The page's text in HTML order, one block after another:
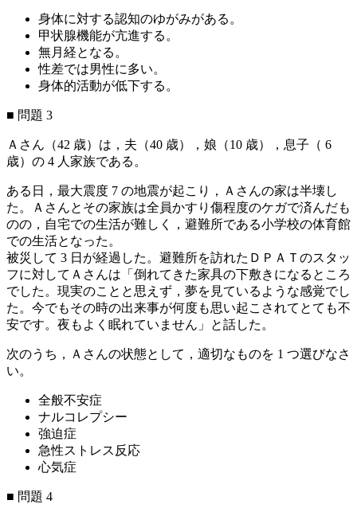
TOP
instagramをフォロー
lineをフォロー
tiktokをフォロー
身体に対する認知のゆがみがある。
甲状腺機能が亢進する。
無月経となる。
性差では男性に多い。
身体的活動が低下する。
■ 問題 3
Ａさん（42 歳）は，夫（40 歳），娘（10 歳），息子（ 6
歳）の 4 人家族である。
ある日，最大震度 7 の地震が起こり，Ａさんの家は半壊し
た。Ａさんとその家族は全員かすり傷程度のケガで済んだも
のの，自宅での生活が難しく，避難所である小学校の体育館
での生活となった。
被災して 3 日が経過した。避難所を訪れたＤＰＡＴのスタッ
フに対してＡさんは「倒れてきた家具の下敷きになるところ
でした。現実のことと思えず，夢を見ているような感覚でし
た。今でもその時の出来事が何度も思い起こされてとても不
安です。夜もよく眠れていません」と話した。
次のうち，Ａさんの状態として，適切なものを 1 つ選びなさ
い。
全般不安症
ナルコレプシー
強迫症
急性ストレス反応
心気症
■ 問題 4